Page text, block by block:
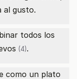
al gusto.
todos los
(4).
como un plato